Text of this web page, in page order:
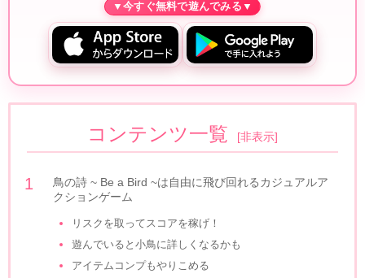
コンテンツ一覧 [非表示]
鳥の詩 ~ Be a Bird ~は自由に飛び回れるカジュアルア
クションゲーム
リスクを取ってスコアを稼げ！
遊んでいると小鳥に詳しくなるかも
アイテムコンプもやりこめる